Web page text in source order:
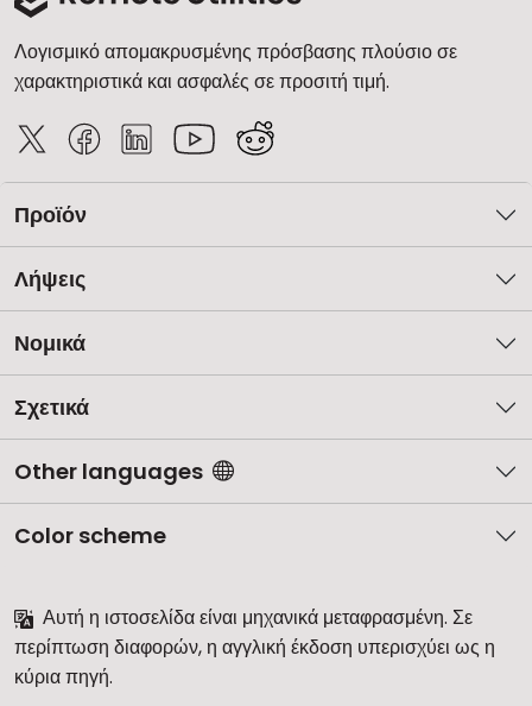
Λογισμικό απομακρυσμένης πρόσβασης πλούσιο σε
χαρακτηριστικά και ασφαλές σε προσιτή τιμή.
Προϊόν
Λήψεις
Νομικά
Σχετικά
Other languages
Color scheme
Αυτή η ιστοσελίδα είναι μηχανικά μεταφρασμένη. Σε
περίπτωση διαφορών, η αγγλική έκδοση υπερισχύει ως η
κύρια πηγή.